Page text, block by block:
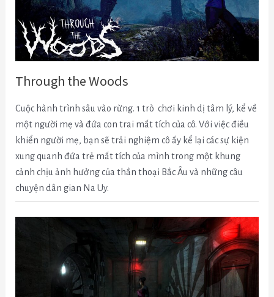
Through the Woods
Cuộc hành trình sâu vào rừng. 1 trò chơi kinh dị tâm lý, kể về
một người mẹ và đứa con trai mất tích của cô.Với việc điều
khiển người mẹ, bạn sẽ trải nghiệm cô ấy kể lại các sự kiện
xung quanh đứa trẻ mất tích của mình trong một khung
cảnh chịu ảnh hưởng của thần thoại Bắc Âu và những câu
chuyện dân gian Na Uy.